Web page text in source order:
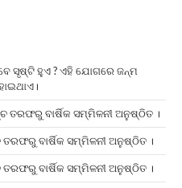
ସୃଷ୍ଟି ହୁଏ ? ଏହି ଯୋଗରେ ଜନ୍ମ
ତରଫରୁ ବାର୍ଷିକ ସମ୍ମିଳନୀ ଅନୁଷ୍ଠିତ ।
ବାର୍ଷିକ ସମ୍ମିଳନୀ ଅନୁଷ୍ଠିତ ।
ବାର୍ଷିକ ସମ୍ମିଳନୀ ଅନୁଷ୍ଠିତ ।